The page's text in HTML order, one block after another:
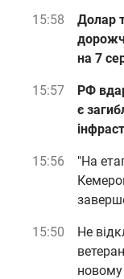
15:58
Долар
на 7
15:57
РФ
є
15:56
"На
15:50
Не
новому